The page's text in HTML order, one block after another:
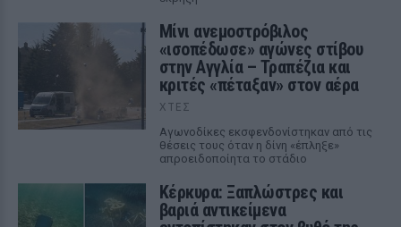
Μίνι ανεμοστρόβιλος
«ισοπέδωσε» αγώνες στίβου
στην Αγγλία – Τραπέζια και
κριτές «πέταξαν» στον αέρα
ΧΤΕΣ
Αγωνοδίκες εκσφενδονίστηκαν από τις
θέσεις τους όταν η δίνη «έπληξε»
απροειδοποίητα το στάδιο
Κέρκυρα: Ξαπλώστρες και
βαριά αντικείμενα